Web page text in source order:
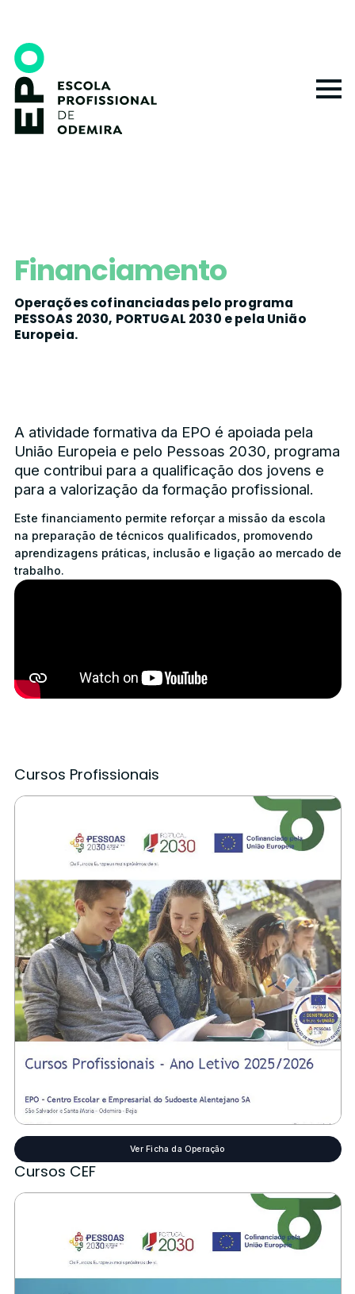
main
content
Financiamento
Operações cofinanciadas pelo programa
PESSOAS 2030, PORTUGAL 2030 e pela União
Europeia.
A atividade formativa da EPO é apoiada pela
União Europeia e pelo Pessoas 2030, programa
que contribui para a qualificação dos jovens e
para a valorização da formação profissional.
Este financiamento permite reforçar a missão da escola
na preparação de técnicos qualificados, promovendo
aprendizagens práticas, inclusão e ligação ao mercado de
trabalho.
Cursos Profissionais
Ver Ficha da Operação
Cursos CEF